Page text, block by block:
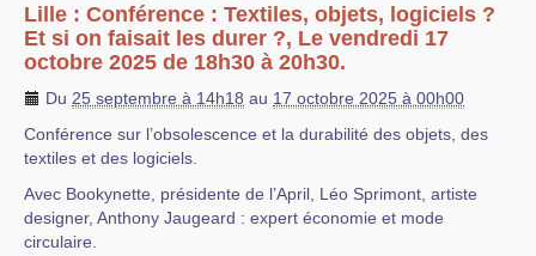
Lille : Conférence : Textiles, objets, logiciels ?
Et si on faisait les durer ?, Le vendredi 17
octobre 2025 de 18h30 à 20h30.
Du 25 septembre à 14h18 au 17 octobre 2025 à 00h00
Conférence sur l’obsolescence et la durabilité des objets, des
textiles et des logiciels.
Avec Bookynette, présidente de l’April, Léo Sprimont, artiste
designer, Anthony Jaugeard : expert économie et mode
circulaire.